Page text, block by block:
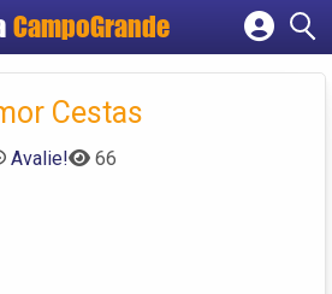
CampoGrande
Cadastrar empresa
Criar conta
Cestas
Avalie! 66